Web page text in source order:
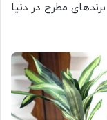
مطرح در دنیا